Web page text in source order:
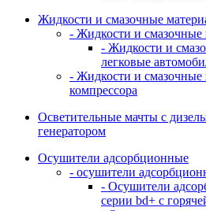
Жидкости и смазочные
- Жидкости и смазочные
- Жидкости и
легковые
- Жидкости и смазочные
компрессора
Осветительные мачты с
генератором
Осушители адсорбционные
- осушители
- Осушители
серии bd+ с